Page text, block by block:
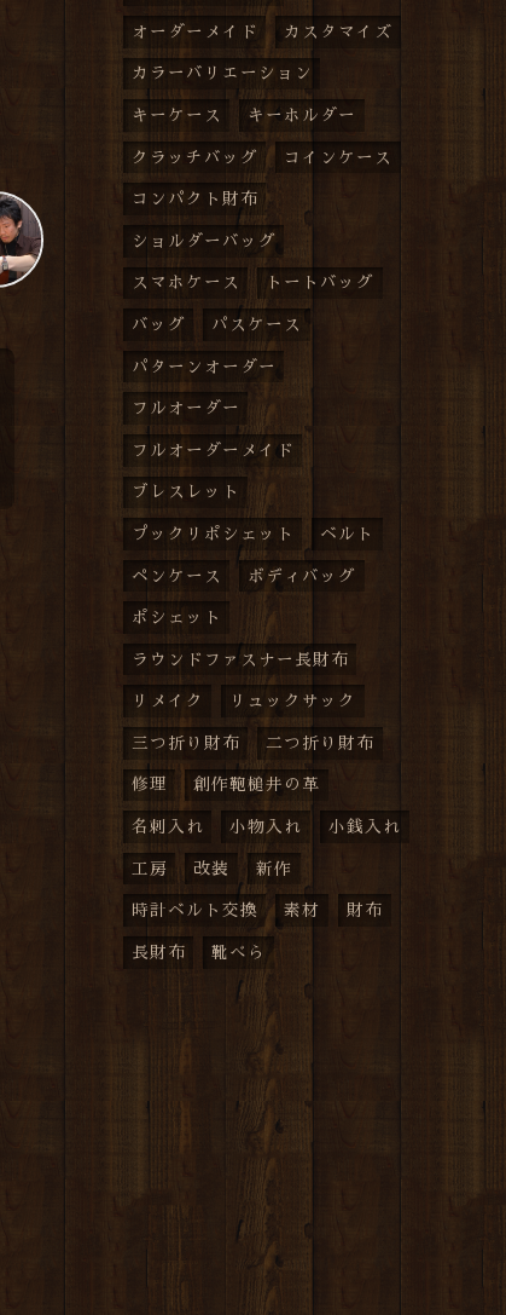
オーダーメイド カスタマイズ
カラーバリエーション
キーケース キーホルダー
クラッチバッグ コインケース
コンパクト財布
ショルダーバッグ
スマホケース トートバッグ
バッグ パスケース
パターンオーダー
フルオーダー
フルオーダーメイド
ブレスレット
プックリポシェット ベルト
ペンケース ボディバッグ
ポシェット
ラウンドファスナー長財布
リメイク リュックサック
三つ折り財布 二つ折り財布
修理 創作鞄槌井の革
名刺入れ 小物入れ 小銭入れ
工房 改装 新作
時計ベルト交換 素材 財布
長財布 靴べら